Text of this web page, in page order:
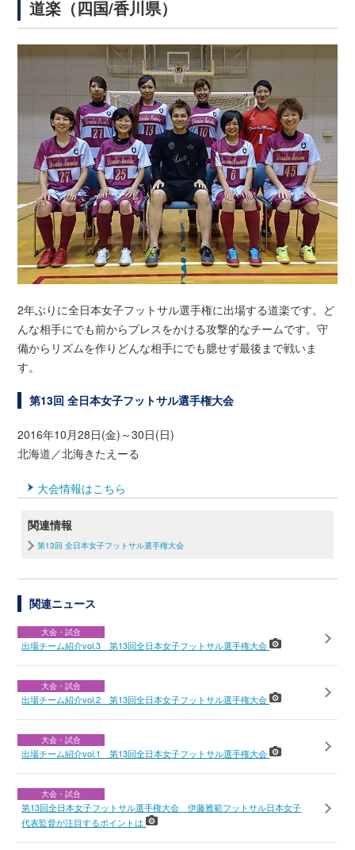
道楽（四国/香川県）
2年ぶりに全日本女子フットサル選手権に出場する道楽です。ど
んな相手にでも前からプレスをかける攻撃的なチームです。守
備からリズムを作りどんな相手にでも臆せず最後まで戦いま
す。
第13回 全日本女子フットサル選手権大会
2016年10月28日(金)～30日(日)
北海道／北海きたえーる
大会情報はこちら
関連情報
第13回 全日本女子フットサル選手権大会
関連ニュース
大会・試合
出場チーム紹介vol.3 第13回全日本女子フットサル選手権大会
大会・試合
出場チーム紹介vol.2 第13回全日本女子フットサル選手権大会
大会・試合
出場チーム紹介vol.1 第13回全日本女子フットサル選手権大会
大会・試合
第13回全日本女子フットサル選手権大会 伊藤雅範フットサル日本女子
代表監督が注目するポイントは